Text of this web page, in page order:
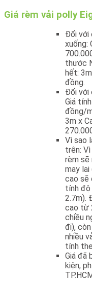
Giá rèm vải polly
Đối với
xuống:
thước
hết:
đồng.
Đối với
Giá
đồng/
3m x
Vì sao
trên:
rèm sẽ
may lai
cao sẽ
tính độ
2.7m).
cao từ
chiều
đi),
nhiều
tính
Giá đã
kiện,